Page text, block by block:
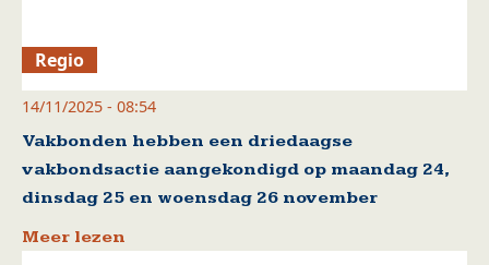
Regio
14/11/2025 - 08:54
Vakbonden hebben een driedaagse
vakbondsactie aangekondigd op maandag 24,
dinsdag 25 en woensdag 26 november
Meer lezen